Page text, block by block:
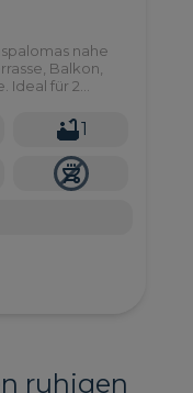
nahe
Balkon,
Ideal für 2
1
ruhigen